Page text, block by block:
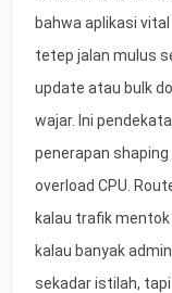
bahwa aplikasi
tetep jalan mulus
update atau bulk
wajar. Ini
penerapan
overload CPU.
kalau trafik mentok
kalau banyak
sekadar istilah,